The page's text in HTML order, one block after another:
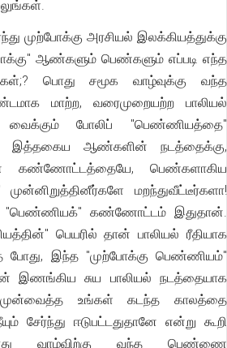
முற்போக்கு அரசியல் இலக்கியத்துக்கு
ஆண்களும் பெண்களும் எப்படி எந்த
பொது சமூக வாழ்வுக்கு வந்த
மாற்ற, வரைமுறையற்ற பாலியல்
போலிப் "பெண்ணியத்தை"
இத்தகைய ஆண்களின் நடத்தைக்கு,
கண்ணோட்டத்தையே, பெண்களாகிய
மறந்துவீட்டீர்களா!
"பெண்ணியக்" கண்ணோட்டம் இதுதான்.
பெயரில் தான் பாலியல் ரீதியாக
போது, இந்த "முற்போக்கு பெண்ணியம்"
சுய பாலியல் நடத்தையாக
முன்வைத்த உங்கள் கடந்த காலத்தை
சேர்ந்து ஈடுபட்டதுதானே என்று கூறி
வாழ்விற்கு வந்த பெண்ணை